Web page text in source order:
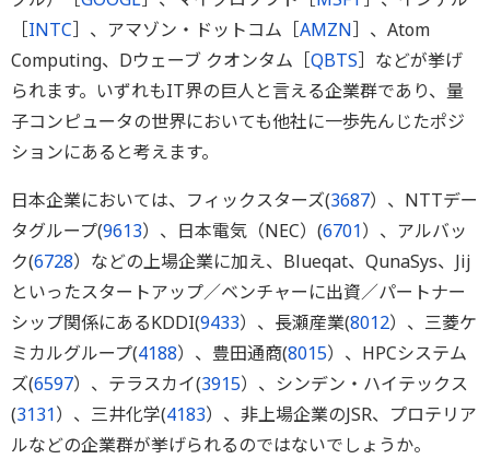
［INTC］、アマゾン・ドットコム［AMZN］、Atom
Computing、Dウェーブ クオンタム［QBTS］などが挙げ
られます。いずれもIT界の巨人と言える企業群であり、量
子コンピュータの世界においても他社に一歩先んじたポジ
ションにあると考えます。
日本企業においては、フィックスターズ(3687）、NTTデー
タグループ(9613）、日本電気（NEC）(6701）、アルバッ
ク(6728）などの上場企業に加え、Blueqat、QunaSys、Jij
といったスタートアップ／ベンチャーに出資／パートナー
シップ関係にあるKDDI(9433）、長瀬産業(8012）、三菱ケ
ミカルグループ(4188）、豊田通商(8015）、HPCシステム
ズ(6597）、テラスカイ(3915）、シンデン・ハイテックス
(3131）、三井化学(4183）、非上場企業のJSR、プロテリア
ルなどの企業群が挙げられるのではないでしょうか。